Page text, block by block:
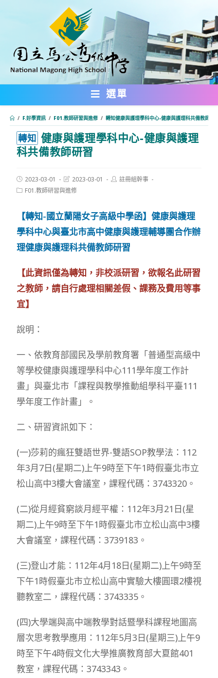
內
選單
/ F.好學資訊 / F01.教師研習與進修 / 轉知健康與護理學科中心-健康與護理科共備教師研
轉知 健康與護理學科中心-健康與護理
科共備教師研習
Post
published:
2023-03-01
Post
last
modified:
2023-03-01
Post註冊組幹事
PostF01.教師研習與進修
【轉知-國立蘭陽女子高級中學函】健康與護理
學科中心與臺北市高中健康與護理輔導團合作辦
理健康與護理科共備教師研習
【此資訊僅為轉知，非校派研習，欲報名此研習
之教師，請自行處理相關差假、課務及費用等事
宜】
說明：
一、依教育部國民及學前教育署「普通型高級中
等學校健康與護理學科中心111學年度工作計
畫」與臺北市「課程與教學推動組學科平臺111
學年度工作計畫」。
二、研習資訊如下：
(一)莎莉的瘋狂雙語世界-雙語SOP教學法：112
年3月7日(星期二)上午9時至下午1時假臺北市立
松山高中3樓大會議室，課程代碼：3743320。
(二)從月經貧窮談月經平權：112年3月21日(星
期二)上午9時至下午1時假臺北市立松山高中3樓
大會議室，課程代碼：3739183。
(三)登山才能：112年4月18日(星期二)上午9時至
下午1時假臺北市立松山高中實驗大樓圓環2樓視
聽教室二，課程代碼：3743335。
(四)大學端與高中端教學對話暨學科課程地圖高
層次思考教學應用：112年5月3日(星期三)上午9
時至下午4時假文化大學推廣教育部大夏館401
教室，課程代碼：3743343。